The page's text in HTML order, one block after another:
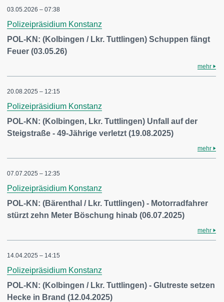
03.05.2026 – 07:38
Polizeipräsidium Konstanz
POL-KN: (Kolbingen / Lkr. Tuttlingen) Schuppen fängt
Feuer (03.05.26)
mehr
20.08.2025 – 12:15
Polizeipräsidium Konstanz
POL-KN: (Kolbingen, Lkr. Tuttlingen) Unfall auf der
Steigstraße - 49-Jährige verletzt (19.08.2025)
mehr
07.07.2025 – 12:35
Polizeipräsidium Konstanz
POL-KN: (Bärenthal / Lkr. Tuttlingen) - Motorradfahrer
stürzt zehn Meter Böschung hinab (06.07.2025)
mehr
14.04.2025 – 14:15
Polizeipräsidium Konstanz
POL-KN: (Kolbingen / Lkr. Tuttlingen) - Glutreste setzen
Hecke in Brand (12.04.2025)